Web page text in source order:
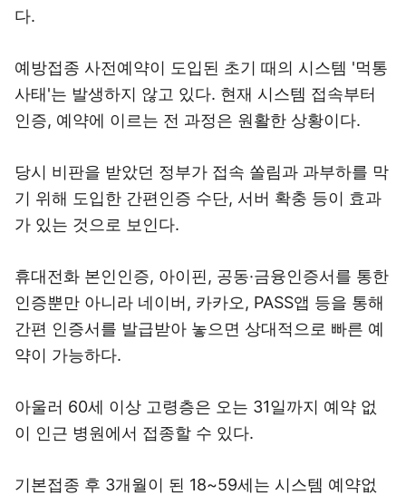
다.
예방접종 사전예약이 도입된 초기 때의 시스템 '먹통
사태'는 발생하지 않고 있다. 현재 시스템 접속부터
인증, 예약에 이르는 전 과정은 원활한 상황이다.
당시 비판을 받았던 정부가 접속 쏠림과 과부하를 막
기 위해 도입한 간편인증 수단, 서버 확충 등이 효과
가 있는 것으로 보인다.
휴대전화 본인인증, 아이핀, 공동·금융인증서를 통한
인증뿐만 아니라 네이버, 카카오, PASS앱 등을 통해
간편 인증서를 발급받아 놓으면 상대적으로 빠른 예
약이 가능하다.
아울러 60세 이상 고령층은 오는 31일까지 예약 없
이 인근 병원에서 접종할 수 있다.
기본접종 후 3개월이 된 18~59세는 시스템 예약없